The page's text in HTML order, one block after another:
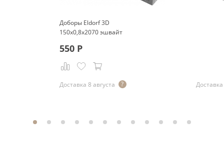
Доборы Eldorf 3D
150x0,8x2070 эшвайт
550Р
Доставка 8 августа Доставка